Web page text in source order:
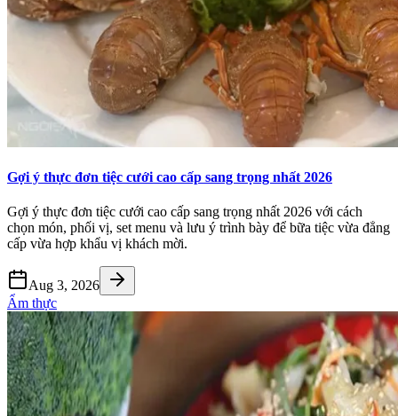
Gợi ý thực đơn tiệc cưới cao cấp sang trọng nhất 2026
Gợi ý thực đơn tiệc cưới cao cấp sang trọng nhất 2026 với cách
chọn món, phối vị, set menu và lưu ý trình bày để bữa tiệc vừa đẳng
cấp vừa hợp khẩu vị khách mời.
Aug 3, 2026
Ẩm thực